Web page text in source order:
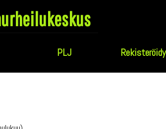
PLJ Rekisteröidy